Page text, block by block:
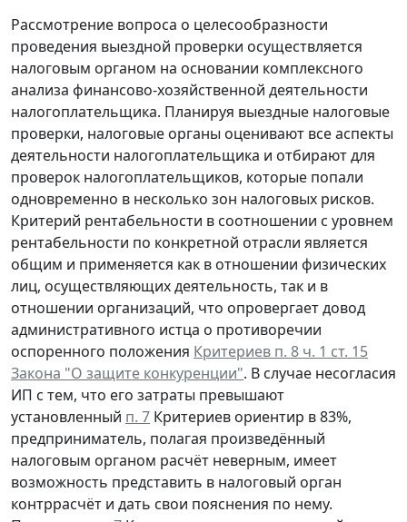
Рассмотрение вопроса о целесообразности
проведения выездной проверки осуществляется
налоговым органом на основании комплексного
анализа финансово-хозяйственной деятельности
налогоплательщика. Планируя выездные налоговые
проверки, налоговые органы оценивают все аспекты
деятельности налогоплательщика и отбирают для
проверок налогоплательщиков, которые попали
одновременно в несколько зон налоговых рисков.
Критерий рентабельности в соотношении с уровнем
рентабельности по конкретной отрасли является
общим и применяется как в отношении физических
лиц, осуществляющих деятельность, так и в
отношении организаций, что опровергает довод
административного истца о противоречии
оспоренного положения Критериев п. 8 ч. 1 ст. 15
Закона "О защите конкуренции". В случае несогласия
ИП с тем, что его затраты превышают
установленный п. 7 Критериев ориентир в 83%,
предприниматель, полагая произведённый
налоговым органом расчёт неверным, имеет
возможность представить в налоговый орган
контррасчёт и дать свои пояснения по нему.